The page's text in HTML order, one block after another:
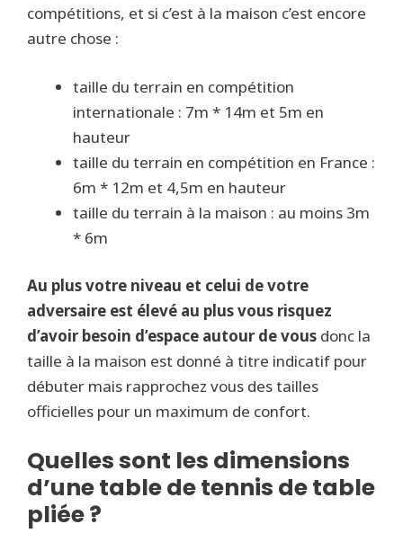
compétitions, et si c’est à la maison c’est encore
autre chose :
taille du terrain en compétition
internationale : 7m * 14m et 5m en
hauteur
taille du terrain en compétition en France :
6m * 12m et 4,5m en hauteur
taille du terrain à la maison : au moins 3m
* 6m
Au plus votre niveau et celui de votre
adversaire est élevé au plus vous risquez
d’avoir besoin d’espace autour de vous donc la
taille à la maison est donné à titre indicatif pour
débuter mais rapprochez vous des tailles
officielles pour un maximum de confort.
Quelles sont les dimensions
d’une table de tennis de table
pliée ?